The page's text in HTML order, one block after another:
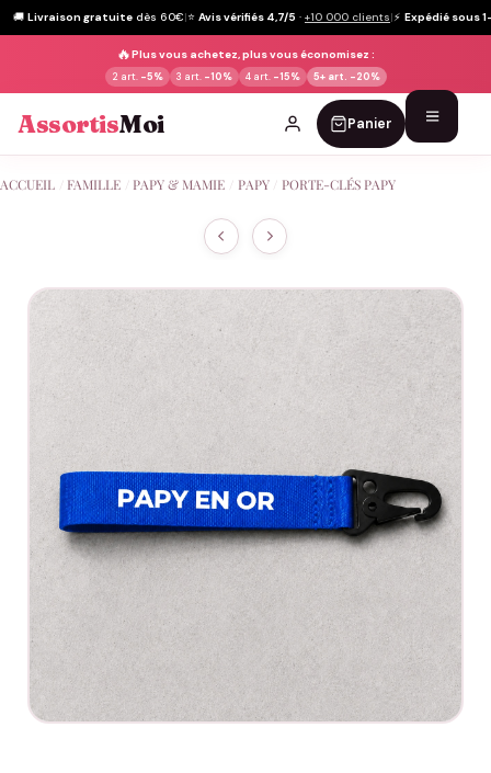
🚚 Livraison gratuite dès 60€|⭐ Avis vérifiés 4,7/5 · +10 000 clients|⚡ Expédié sous
🔥Plus vous achetez, plus vous économisez :
2 art. -5% 3 art. -10% 4 art. -15% 5+ art. -20%
AssortisMoi Panier
au
ACCUEIL FAMILLE PAPY & MAMIE PAPY PORTE-CLÉS PAPY